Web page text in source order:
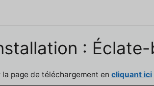
:
page de téléchargement en cliquant ici